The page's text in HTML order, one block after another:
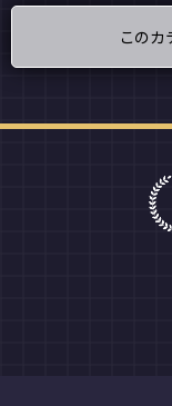
この